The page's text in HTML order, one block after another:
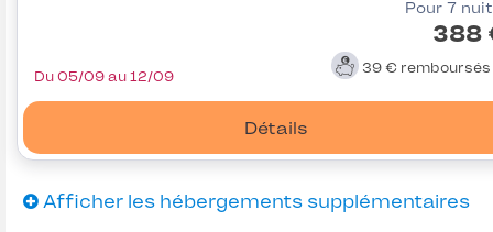
Pour 7
388
39 € remboursés
Détails
Du 05/09 au 12/09
Afficher les hébergements supplémentaires